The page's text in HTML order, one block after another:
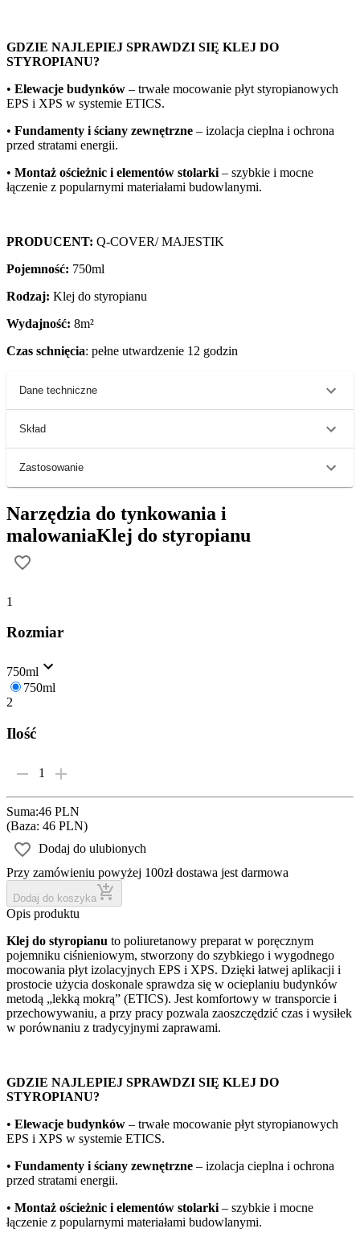
GDZIE NAJLEPIEJ SPRAWDZI SIĘ KLEJ DO
STYROPIANU?
• Elewacje budynków – trwałe mocowanie płyt styropianowych
EPS i XPS w systemie ETICS.
• Fundamenty i ściany zewnętrzne – izolacja cieplna i ochrona
przed stratami energii.
• Montaż ościeżnic i elementów stolarki – szybkie i mocne
łączenie z popularnymi materiałami budowlanymi.
PRODUCENT: Q-COVER/ MAJESTIK
Pojemność: 750ml
Rodzaj: Klej do styropianu
Wydajność: 8m²
Czas schnięcia: pełne utwardzenie 12 godzin
Dane techniczne
Skład
Zastosowanie
Narzędzia do tynkowania i
malowaniaKlej do styropianu
1
Rozmiar
750ml
750ml
2
Ilość
1
Suma:46 PLN
(Baza: 46 PLN)
Dodaj do ulubionych
Przy zamówieniu powyżej 100zł dostawa jest darmowa
Dodaj do koszyka
Opis produktu
Klej do styropianu to poliuretanowy preparat w poręcznym
pojemniku ciśnieniowym, stworzony do szybkiego i wygodnego
mocowania płyt izolacyjnych EPS i XPS. Dzięki łatwej aplikacji i
prostocie użycia doskonale sprawdza się w ocieplaniu budynków
metodą „lekką mokrą” (ETICS). Jest komfortowy w transporcie i
przechowywaniu, a przy pracy pozwala zaoszczędzić czas i wysiłek
w porównaniu z tradycyjnymi zaprawami.
GDZIE NAJLEPIEJ SPRAWDZI SIĘ KLEJ DO
STYROPIANU?
• Elewacje budynków – trwałe mocowanie płyt styropianowych
EPS i XPS w systemie ETICS.
• Fundamenty i ściany zewnętrzne – izolacja cieplna i ochrona
przed stratami energii.
• Montaż ościeżnic i elementów stolarki – szybkie i mocne
łączenie z popularnymi materiałami budowlanymi.